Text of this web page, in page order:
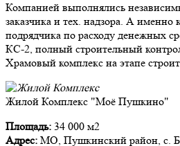
Компанией выполнялись
заказчика и тех. надзора. А именно
подрядчика по расходу денежных
КС-2, полный строительный
Храмовый комплекс на этапе
Жилой Комплекс "Моё Пушкино"
Площадь: 34 000 м2
Адрес: МО, Пушкинский район, с.